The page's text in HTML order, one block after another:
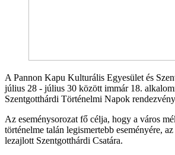
A Pannon Kapu Kulturális Egyesület és
július 28 - július 30 között immár 18.
Szentgotthárdi Történelmi Napok
Az eseménysorozat fő célja, hogy a város
történelme talán legismertebb eseményére,
lezajlott Szentgotthárdi Csatára.